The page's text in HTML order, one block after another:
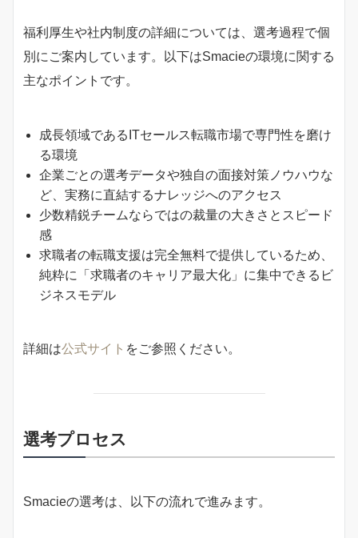
福利厚生や社内制度の詳細については、選考過程で個
別にご案内しています。以下はSmacieの環境に関する
主なポイントです。
成長領域であるITセールス転職市場で専門性を磨け
る環境
企業ごとの選考データや独自の面接対策ノウハウな
ど、実務に直結するナレッジへのアクセス
少数精鋭チームならではの裁量の大きさとスピード
感
求職者の転職支援は完全無料で提供しているため、
純粋に「求職者のキャリア最大化」に集中できるビ
ジネスモデル
詳細は公式サイト をご参照ください。
選考プロセス
Smacieの選考は、以下の流れで進みます。